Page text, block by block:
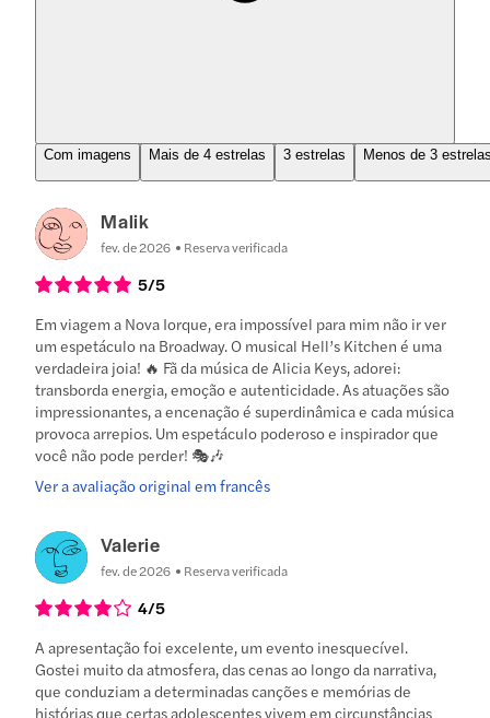
Com imagens Mais de 4 estrelas 3 estrelas Menos de 3
Malik
fev. de 2026 Reserva verificada
5/5
Em viagem a Nova Iorque, era impossível para mim não ir ver
um espetáculo na Broadway. O musical Hell’s Kitchen é uma
verdadeira joia! 🔥 Fã da música de Alicia Keys, adorei:
transborda energia, emoção e autenticidade. As atuações são
impressionantes, a encenação é superdinâmica e cada música
provoca arrepios. Um espetáculo poderoso e inspirador que
você não pode perder! 🎭🎶
Ver a avaliação original em francês
Valerie
fev. de 2026 Reserva verificada
4/5
A apresentação foi excelente, um evento inesquecível.
Gostei muito da atmosfera, das cenas ao longo da narrativa,
que conduziam a determinadas canções e memórias de
histórias que certas adolescentes vivem em circunstâncias